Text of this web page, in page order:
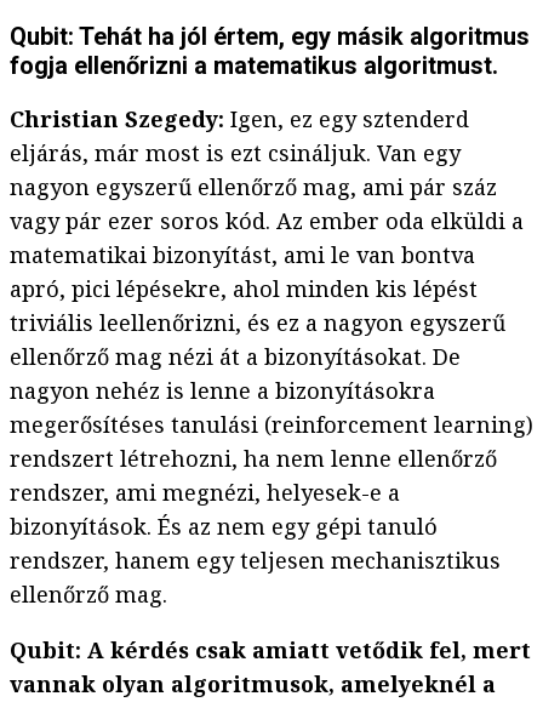
Qubit: Tehát ha jól értem, egy másik algoritmus
fogja ellenőrizni a matematikus algoritmust.
Christian Szegedy: Igen, ez egy sztenderd
eljárás, már most is ezt csináljuk. Van egy
nagyon egyszerű ellenőrző mag, ami pár száz
vagy pár ezer soros kód. Az ember oda elküldi a
matematikai bizonyítást, ami le van bontva
apró, pici lépésekre, ahol minden kis lépést
triviális leellenőrizni, és ez a nagyon egyszerű
ellenőrző mag nézi át a bizonyításokat. De
nagyon nehéz is lenne a bizonyításokra
megerősítéses tanulási (reinforcement learning)
rendszert létrehozni, ha nem lenne ellenőrző
rendszer, ami megnézi, helyesek-e a
bizonyítások. És az nem egy gépi tanuló
rendszer, hanem egy teljesen mechanisztikus
ellenőrző mag.
Qubit: A kérdés csak amiatt vetődik fel, mert
vannak olyan algoritmusok, amelyeknél a